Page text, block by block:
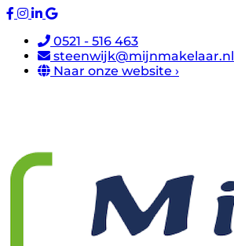
0521 - 516 463
steenwijk@mijnmakelaar.nl
Naar onze website ›